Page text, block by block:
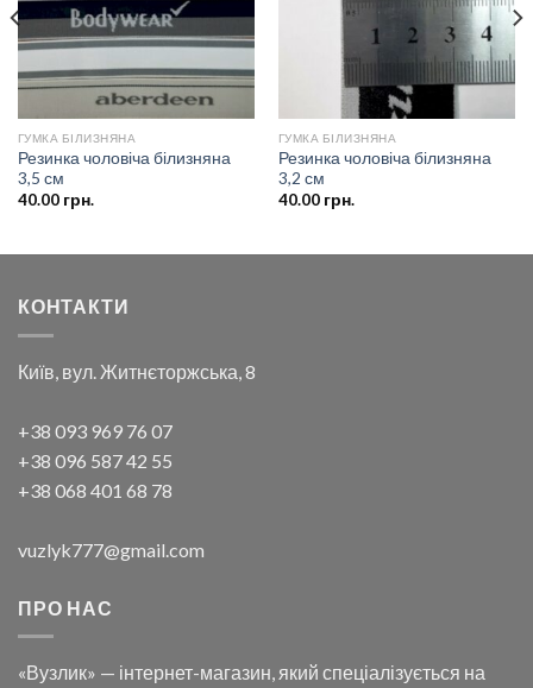
ГУМКА БІЛИЗНЯНА
Резинка чоловіча білизняна
3,5 см
40.00грн.
ГУМКА БІЛИЗНЯНА
Резинка чоловіча білизняна
3,2 см
40.00грн.
КОНТАКТИ
Київ, вул. Житнєторжська, 8
+38 093 969 76 07
+38 096 587 42 55
+38 068 401 68 78
vuzlyk777@gmail.com
ПРО НАС
«Вузлик» — інтернет-магазин, який спеціалізується на